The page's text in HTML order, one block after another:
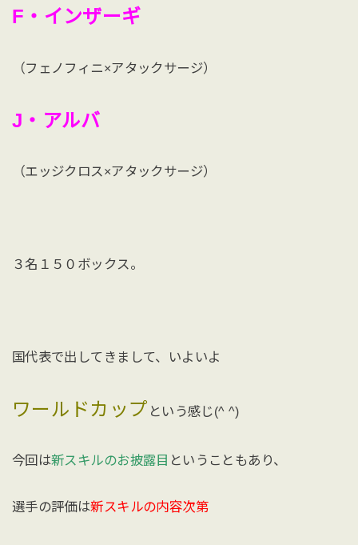
F・インザーギ
（フェノフィニ×アタックサージ）
J・アルバ
（エッジクロス×アタックサージ）
３名１５０ボックス。
国代表で出してきまして、いよいよ
ワールドカップ という感じ(^ ^)
今回は新スキルのお披露目 ということもあり、
選手の評価は新スキルの内容次第